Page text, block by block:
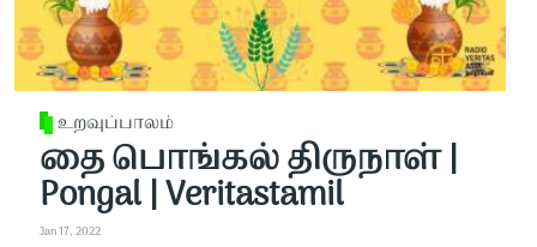
உறவுப்பாலம்
தை பொங்கல் திருநாள் |
Pongal | Veritastamil
Jan 17, 2022